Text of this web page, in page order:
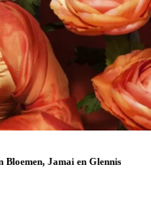
Jamai en Glennis